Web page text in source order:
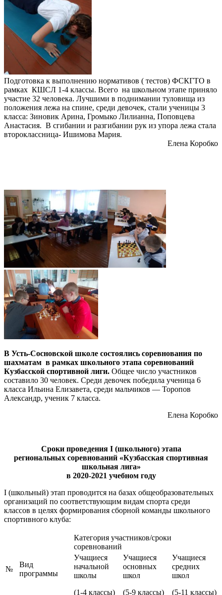
Подготовка к выполнению нормативов ( тестов) ФСКГТО в
рамках КШСЛ 1-4 классы. Всего на школьном этапе приняло
участие 32 человека. Лучшими в поднимании туловища из
положения лежа на спине, среди девочек, стали ученицы 3
класса: Зиновик Арина, Громыко Лилианна, Поповцева
Анастасия. В сгибании и разгибании рук из упора лежа стала
второклассница- Ишимова Мария.
Елена Коробко
В Усть-Сосновской школе состоялись соревнования по
шахматам в рамках школьного этапа соревнований
Кузбасской спортивной лиги. Общее число участников
составило 30 человек. Среди девочек победила ученица 6
класса Ильина Елизавета, среди мальчиков — Торопов
Александр, ученик 7 класса.
Елена Коробко
Сроки проведения I (школьного) этапа
региональных соревнований «Кузбасская спортивная
школьная лига»
в 2020-2021 учебном году
I (школьный) этап проводится на базах общеобразовательных
организаций по соответствующим видам спорта среди
классов в целях формирования сборной команды школьного
спортивного клуба:
№
Вид
программы
Категория участников/сроки
соревнований
Учащиеся
начальной
школы
(1-4 классы)
Учащиеся
основных
школ
(5-9 классы)
Учащиеся
средних
школ
(5-11 классы)